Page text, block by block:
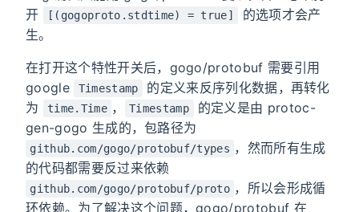
开
[(gogoproto.stdtime) = true]
的选项才会产
生。
在打开这个特性开关后，gogo/protobuf 需要引用
google
Timestamp
的定义来反序列化数据，再转化
为
time.Time ， Timestamp
的定义是由 protoc-
gen-gogo 生成的，包路径为
github.com/gogo/protobuf/types ，然而所有生成
的代码都需要反过来依赖
github.com/gogo/protobuf/proto ，所以会形成循
环依赖。为了解决这个问题，gogo/protobuf 在